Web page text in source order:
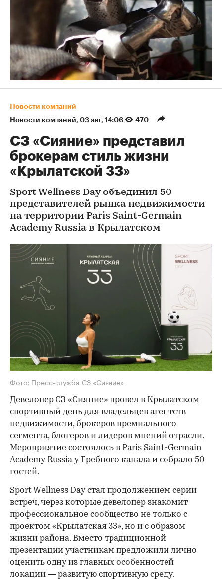
Новости компаний
Новости компаний⁠, 03 авг, 14:06 470
СЗ «Сияние» представил
брокерам стиль жизни
«Крылатской 33»
Sport Wellness Day объединил 50
представителей рынка недвижимости
на территории Paris Saint-Germain
Academy Russia в Крылатском
Фото: Пресс-служба СЗ «Сияние»
Девелопер СЗ «Сияние» провел в Крылатском
спортивный день для владельцев агентств
недвижимости, брокеров премиального
сегмента, блогеров и лидеров мнений отрасли.
Мероприятие состоялось в Paris Saint-Germain
Academy Russia у Гребного канала и собрало 50
гостей.
Sport Wellness Day стал продолжением серии
встреч, через которые девелопер знакомит
профессиональное сообщество не только с
проектом «Крылатская 33», но и с образом
жизни района. Вместо традиционной
презентации участникам предложили лично
оценить одну из главных особенностей
локации — развитую спортивную среду.